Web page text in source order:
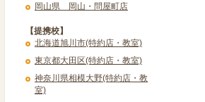
岡山県 岡山・問屋町店
【提携校】
北海道旭川市(特約店・教室)
東京都大田区(特約店・教室)
神奈川県相模大野(特約店・教
室)